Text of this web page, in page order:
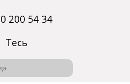
200 54 34
Тесь